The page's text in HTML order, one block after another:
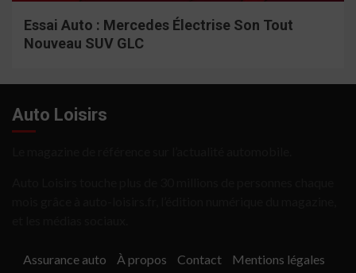
Essai Auto : Mercedes Électrise Son Tout
Nouveau SUV GLC
Auto Loisirs
Assurance auto À propos Contact Mentions légales